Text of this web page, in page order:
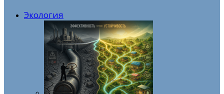
Экология